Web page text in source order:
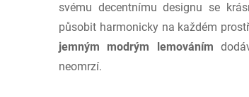
svému decentnímu designu se
působit harmonicky na každém
jemným modrým lemováním
neomrzí.